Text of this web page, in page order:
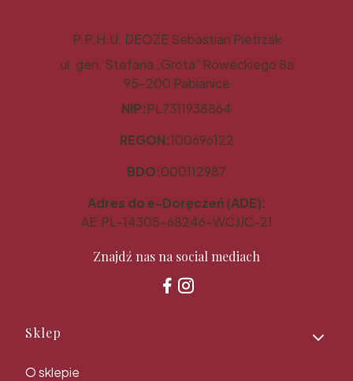
P.P.H.U. DEOZE Sebastian Pietrzak
ul. gen. Stefana „Grota” Roweckiego 8a
95-200 Pabianice
NIP:PL7311938864
REGON:100696122
BDO:000112987
Adres do e-Doręczeń (ADE):
AE:PL-14305-68246-WCJJC-21
Znajdź nas na social mediach
Linki w stopce
Sklep
O sklepie